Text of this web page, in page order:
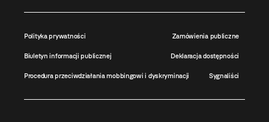
Polityka prywatności Zamówienia publiczne
Biuletyn informacji publicznej Deklaracja dostępności
Procedura przeciwdziałania mobbingowi i dyskryminacji Sygnaliści